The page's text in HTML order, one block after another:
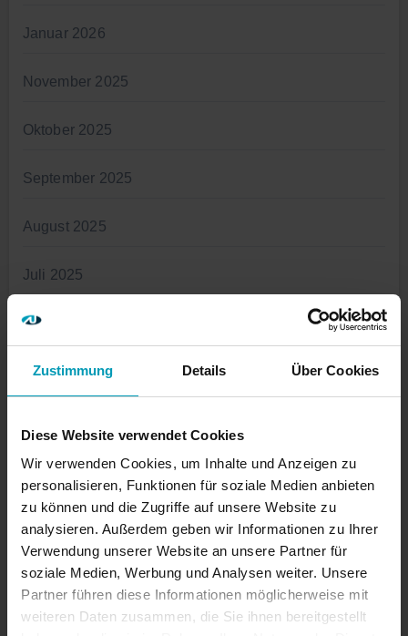
Zustimmung Details Über Cookies
Diese Website verwendet Cookies
Wir verwenden Cookies, um Inhalte und Anzeigen zu
personalisieren, Funktionen für soziale Medien anbieten
zu können und die Zugriffe auf unsere Website zu
analysieren. Außerdem geben wir Informationen zu Ihrer
Verwendung unserer Website an unsere Partner für
soziale Medien, Werbung und Analysen weiter. Unsere
Partner führen diese Informationen möglicherweise mit
weiteren Daten zusammen, die Sie ihnen bereitgestellt
Januar 2026
November 2025
Oktober 2025
September 2025
August 2025
Juli 2025
Juni 2025
Mai 2025
März 2025
Januar 2025
November 2024
Oktober 2024